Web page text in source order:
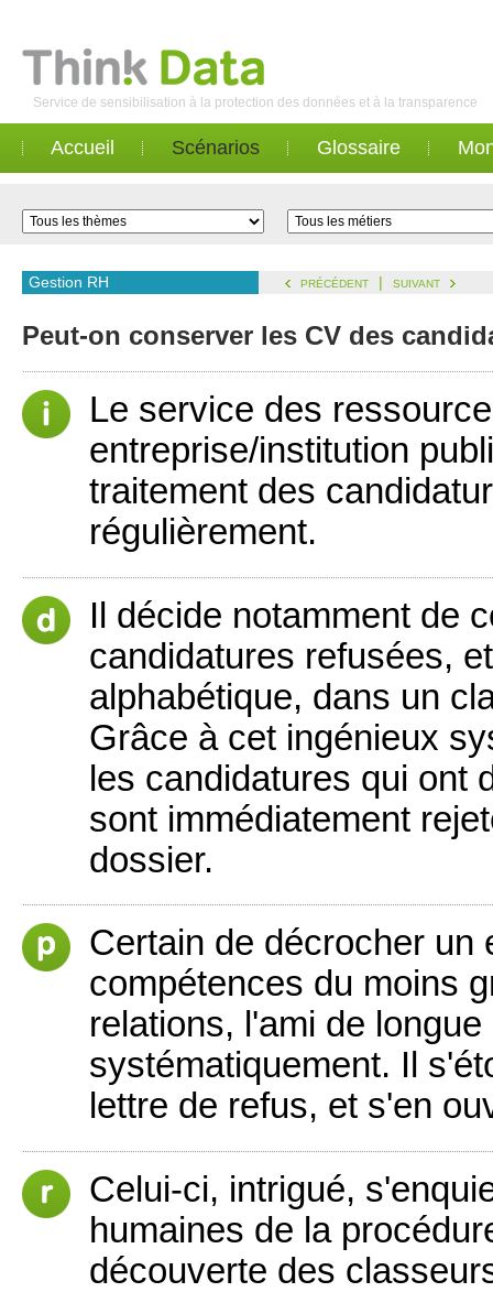
Service de sensibilisation à la protection des données et à la transparence
Accueil Scénarios Glossaire
Gestion RH PRÉCÉDENT | SUIVANT
Peut-on conserver les CV des
Le service des
entreprise/institution
traitement des
régulièrement.
Il décide notamment de
candidatures refusées,
alphabétique, dans un
Grâce à cet ingénieux
les candidatures qui ont
sont immédiatement
dossier.
Certain de décrocher un
compétences du moins
relations, l'ami de
systématiquement. Il
lettre de refus, et s'en
Celui-ci, intrigué,
humaines de la
découverte des